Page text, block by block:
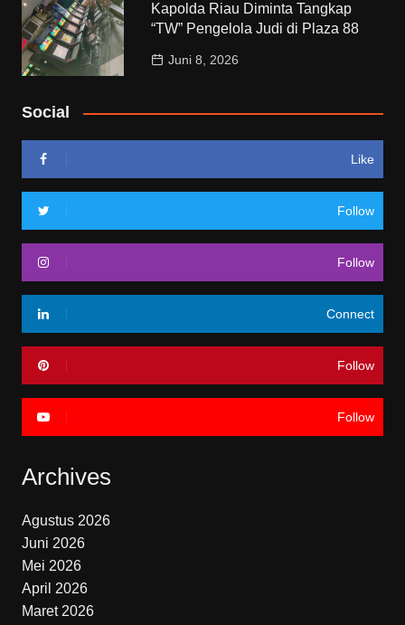
Kapolda Riau Diminta Tangkap
“TW” Pengelola Judi di Plaza 88
Juni 8, 2026
Social
Like
Follow
Follow
Connect
Follow
Follow
Archives
Agustus 2026
Juni 2026
Mei 2026
April 2026
Maret 2026